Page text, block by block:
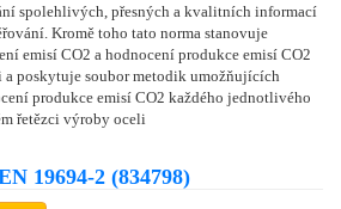
spolehlivých, přesných a kvalitních informací
Kromě toho tato norma stanovuje
emisí CO2 a hodnocení produkce emisí CO2
poskytuje soubor metodik umožňujících
produkce emisí CO2 každého jednotlivého
řetězci výroby oceli
19694-2 (834798)